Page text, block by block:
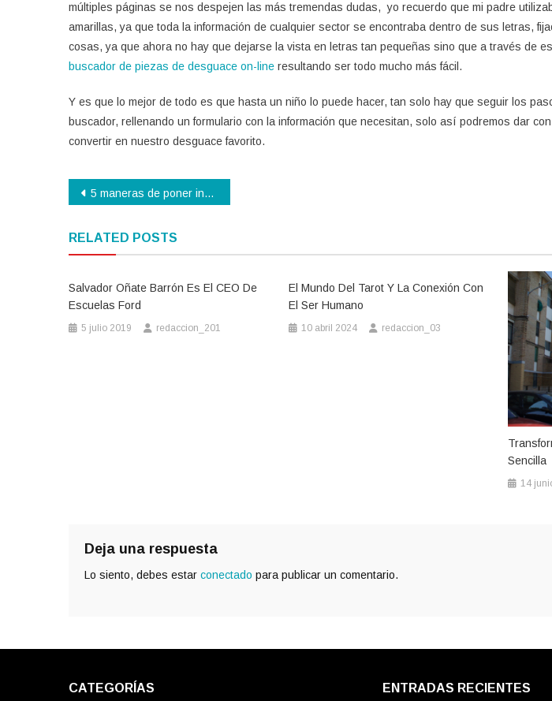
múltiples páginas se nos despejen las más tremendas dudas, yo recuerdo que mi padre
amarillas, ya que toda la información de cualquier sector se encontraba dentro de sus letras,
cosas, ya que ahora no hay que dejarse la vista en letras tan pequeñas sino que a través de
buscador de piezas de desguace on-line resultando ser todo mucho más fácil.
Y es que lo mejor de todo es que hasta un niño lo puede hacer, tan solo hay que seguir los
buscador, rellenando un formulario con la información que necesitan, solo así podremos dar
convertir en nuestro desguace favorito.
Navegación
entradas
5 maneras de poner insignias para su Universidad
RELATED POSTS
Salvador Oñate Barrón Es El CEO De
Escuelas Ford
5 julio 2019 redaccion_201
El Mundo Del Tarot Y La Conexión Con
El Ser Humano
10 abril 2024 redaccion_03
Sencilla
14
Deja una respuesta
Lo siento, debes estar conectado para publicar un comentario.
CATEGORÍAS ENTRADAS RECIENTES